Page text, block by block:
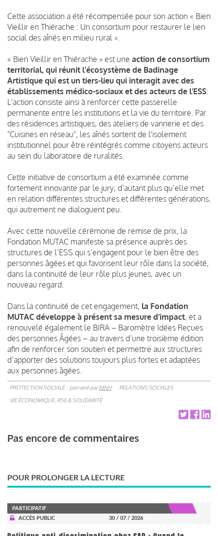
Cette association a été récompensée pour son action « Bien
Vieillir en Thiérache : Un consortium pour restaurer le lien
social des aînés en milieu rural ».
« Bien Vieillir en Thiérache » est une action de consortium
territorial, qui réunit l’écosystème de Badinage
Artistique qui est un tiers-lieu qui interagit avec des
établissements médico-sociaux et des acteurs de l'ESS
L'action consiste ainsi à renforcer cette passerelle
permanente entre les institutions et la vie du territoire. Par
des résidences artistiques, des ateliers de vannerie et des
"Cuisines en réseau", les aînés sortent de l'isolement
institutionnel pour être réintégrés comme citoyens acteurs
au sein du laboratoire de ruralités.
Cette initiative de consortium a été examinée comme
fortement innovante par le jury, d’autant plus qu’elle met
en relation différentes structures et différentes générations,
qui autrement ne dialoguent peu.
Avec cette nouvelle cérémonie de remise de prix, la
Fondation MUTAC manifeste sa présence auprès des
structures de l’ESS qui s’engagent pour le bien être des
personnes âgées et qui favorisent leur rôle dans la société,
dans la continuité de leur rôle plus jeunes, avec un
nouveau regard.
Dans la continuité de cet engagement, la Fondation
MUTAC développe à présent sa mesure d’impact, et a
renouvelé également le BIRA – Baromètre Idées Reçues
des personnes Âgées – au travers d’une troisième édition
afin de renforcer son soutien et permettre aux structures
d’apporter des solutions toujours plus fortes et adaptées
aux personnes âgées.
PROTECTION SOCIALE parrainé parMNH
RELATIONS SOCIALES
VIE ÉCONOMIQUE, RSE & SOLIDARITÉ
Pas encore de commentaires
POUR PROLONGER LA LECTURE
PARTICIPATIF
ACCÈS PUBLIC
30 / 07 / 2026